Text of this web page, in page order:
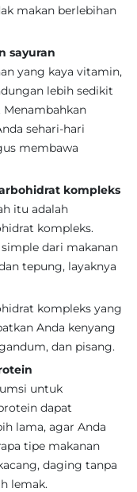
makan berlebihan
sayuran
yang kaya vitamin,
lebih sedikit
Menambahkan
sehari-hari
membawa
kompleks
itu adalah
kompleks.
dari makanan
tepung, layaknya
kompleks yang
Anda kenyang
dan pisang.
untuk
dapat
lama, agar Anda
tipe makanan
daging tanpa
lemak.